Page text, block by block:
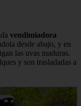
vendimiadora
desde abajo, y en
las uvas maduras.
y son trasladadas a